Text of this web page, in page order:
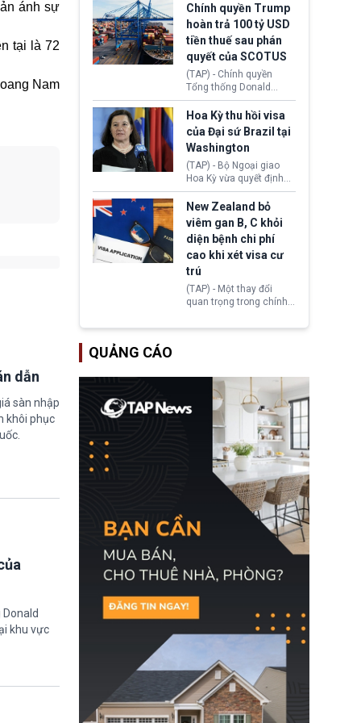
ánh sự
tại là 72
Nam
dẫn
sàn nhập
khôi phục
khu vực
toàn y tế.
tăng lãi suất nếu lạm
phát ở Hoa Kỳ không tiếp
tục giảm trong thời gian
tới.
Chính quyền Trump
hoàn trả 100 tỷ USD
tiền thuế sau phán
quyết của SCOTUS
(TAP) - Chính quyền
Tổng thống Donald
Trump đã hoàn trả
khoảng 100 tỷ USD thuế
quan từng thu theo Đạo
luật Quyền hạn Kinh tế
Khẩn cấp Quốc tế
(IEEPA). Động thái này
diễn ra sau phán quyết
hồi tháng 2 bởi Tòa án
Tối cao Hoa Kỳ
(SCOTUS) khi tuyên bố,
việc áp thuế diện rộng là
hoàn toàn bất hợp pháp.
Hoa Kỳ thu hồi visa
của Đại sứ Brazil tại
Washington
(TAP) - Bộ Ngoại giao
Hoa Kỳ vừa quyết định
thu hồi thị thực (visa)
của bà Maria Luiza
Ribeiro Viotti - Đại sứ
Brazil tại Washington.
Động thái trên diễn ra
trong bối cảnh tranh
chấp ngoại giao giữa
chính quyền Tổng thống
Donald Trump và chính
phủ cánh tả Tổng thống
New Zealand bỏ
viêm gan B, C khỏi
diện bệnh chi phí
cao khi xét visa cư
trú
(TAP) - Một thay đổi
quan trọng trong chính
Zealand đang mở ra
gan B hoặc viêm gan C
sẽ không còn bị mặc
định không đáp ứng tiêu
chuẩn sức khỏe chỉ vì
chi phí điều trị khi nộp hồ
sơ xin visa cư trú.
QUẢNG CÁO